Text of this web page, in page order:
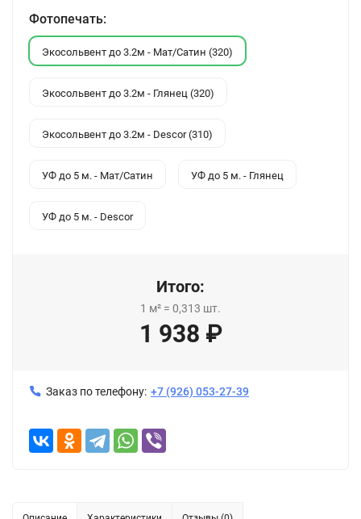
Фотопечать:
Экосольвент до 3.2м - Мат/Сатин (320)
Экосольвент до 3.2м - Глянец (320)
Экосольвент до 3.2м - Descor (310)
УФ до 5 м. - Мат/Сатин УФ до 5 м. - Глянец
УФ до 5 м. - Descor
Итого:
1 м² = 0,313 шт.
1 938 ₽
Заказ по телефону: +7 (926) 053-27-39